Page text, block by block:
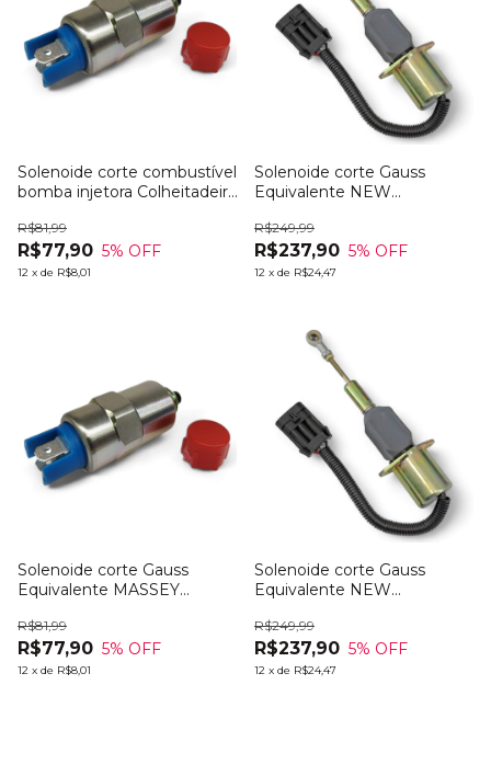
Solenoide corte combustível
bomba injetora Colheitadeira
R$77,90
R$81,99
5% OFF
12 x de R$8,01
Solenoide corte Gauss
Equivalente NEW
R$237,90
R$249,99
5% OFF
12 x de R$24,47
Solenoide corte Gauss
Equivalente MASSEY
R$77,90
R$81,99
5% OFF
12 x de R$8,01
Solenoide corte Gauss
Equivalente NEW
R$237,90
R$249,99
5% OFF
12 x de R$24,47